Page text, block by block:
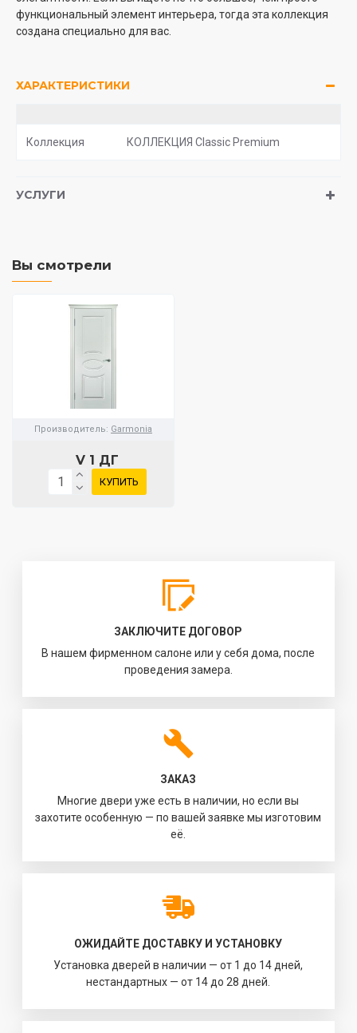
функциональный элемент интерьера, тогда эта коллекция
создана специально для вас.
ХАРАКТЕРИСТИКИ
Коллекция КОЛЛЕКЦИЯ Classic Premium
УСЛУГИ
Вы смотрели
Производитель: Garmonia
V 1 ДГ
КУПИТЬ
ЗАКЛЮЧИТЕ ДОГОВОР
В нашем фирменном салоне или у себя дома, после
проведения замера.
ЗАКАЗ
Многие двери уже есть в наличии, но если вы
захотите особенную — по вашей заявке мы изготовим
её.
ОЖИДАЙТЕ ДОСТАВКУ И УСТАНОВКУ
Установка дверей в наличии — от 1 до 14 дней,
нестандартных — от 14 до 28 дней.